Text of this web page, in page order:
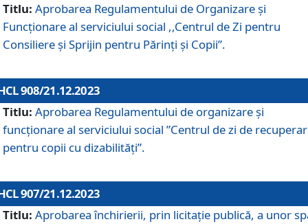
Titlu: Aprobarea Regulamentului de Organizare și
Funcționare al serviciului social ,,Centrul de Zi pentru
Consiliere şi Sprijin pentru Părinţi şi Copii”.
908/21.12.2023
Titlu: Aprobarea Regulamentului de organizare şi
funcţionare al serviciului social ”Centrul de zi de
pentru copii cu dizabilități”.
907/21.12.2023
Titlu: Aprobarea închirierii, prin licitație publică, a unor